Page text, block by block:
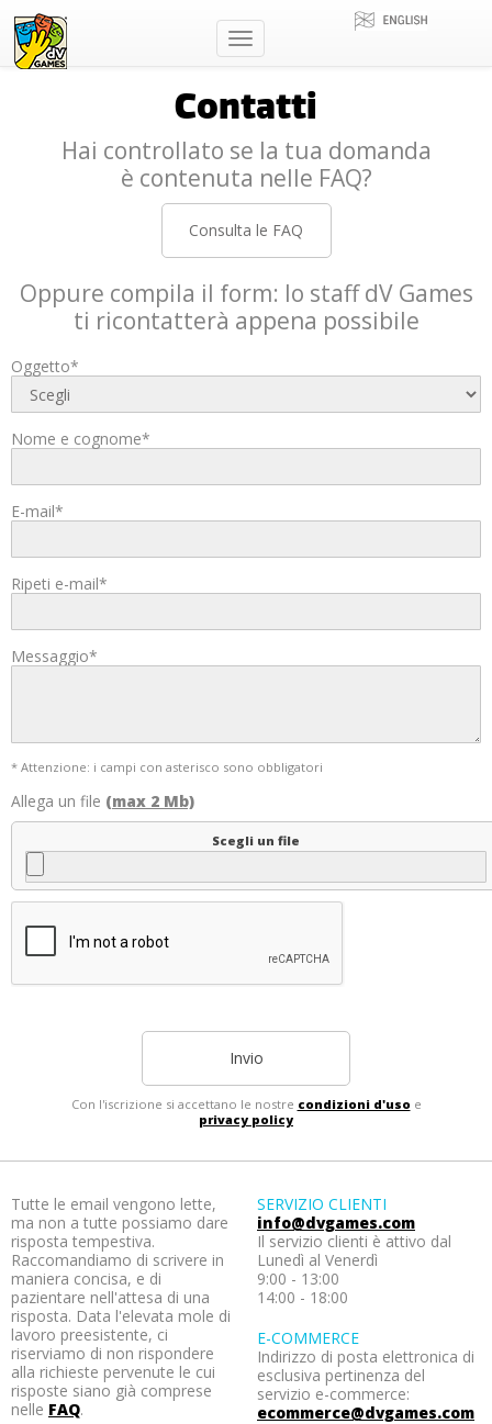
Toggle
navigation
Contatti
Hai controllato se la tua domanda
è contenuta nelle FAQ?
Consulta le FAQ
Oppure compila il form: lo staff dV Games
ti ricontatterà appena possibile
Oggetto*
Nome e cognome*
E-mail*
Ripeti e-mail*
Messaggio*
* Attenzione: i campi con asterisco sono obbligatori
Allega un file (max 2 Mb)
Scegli un file
Invio
Con l'iscrizione si accettano le nostre condizioni d'uso e
privacy policy
Tutte le email vengono lette,
ma non a tutte possiamo dare
risposta tempestiva.
Raccomandiamo di scrivere in
maniera concisa, e di
pazientare nell'attesa di una
risposta. Data l'elevata mole di
lavoro preesistente, ci
riserviamo di non rispondere
alla richieste pervenute le cui
risposte siano già comprese
nelle FAQ.
SERVIZIO CLIENTI
info@dvgames.com
Il servizio clienti è attivo dal
Lunedì al Venerdì
9:00 - 13:00
14:00 - 18:00
E-COMMERCE
Indirizzo di posta elettronica di
esclusiva pertinenza del
servizio e-commerce:
ecommerce@dvgames.com